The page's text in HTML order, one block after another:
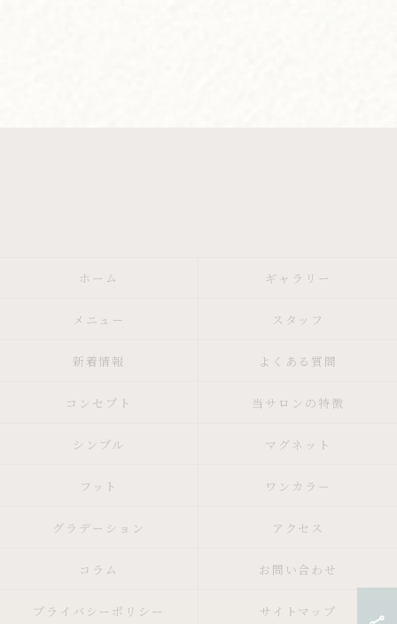
ホーム ギャラリー
メニュー スタッフ
新着情報 よくある質問
コンセプト 当サロンの特徴
シンプル マグネット
フット ワンカラー
グラデーション アクセス
コラム お問い合わせ
プライバシーポリシー サイトマップ